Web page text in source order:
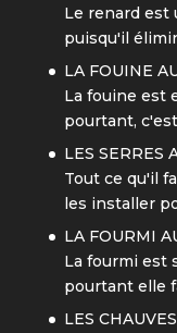
Le renard est
puisqu'il
LA FOUINE
La fouine est
pourtant,
LES SERRES
Tout ce qu'il
les installer
LA FOURMI
La fourmi est
pourtant elle
LES